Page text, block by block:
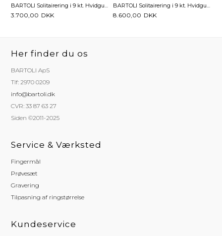
3.700,00 DKK 8.600,00 DKK
Her finder du os
BARTOLI ApS
Tlf: 2970 0209
info@bartoli.dk
CVR: 33 87 63 27
Siden ©2011-2025
Service & Værksted
Fingermål
Prøvesæt
Gravering
Tilpasning af ringstørrelse
Kundeservice